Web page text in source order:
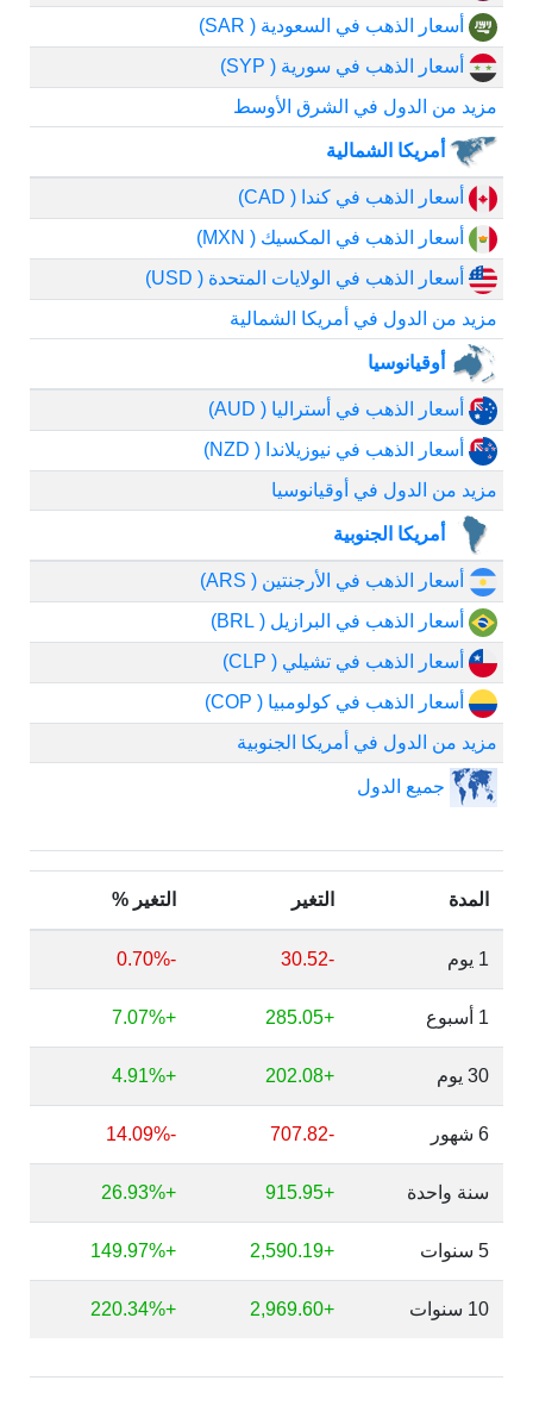
أسعار الذهب في السعودية ( SAR)
أسعار الذهب في سورية ( SYP)
مزيد من الدول في الشرق الأوسط
أمريكا الشمالية
أسعار الذهب في كندا ( CAD)
أسعار الذهب في المكسيك ( MXN)
أسعار الذهب في الولايات المتحدة ( USD)
مزيد من الدول في أمريكا الشمالية
أوقيانوسيا
أسعار الذهب في أستراليا ( AUD)
أسعار الذهب في نيوزيلاندا ( NZD)
مزيد من الدول في أوقيانوسيا
أمريكا الجنوبية
أسعار الذهب في الأرجنتين ( ARS)
أسعار الذهب في البرازيل ( BRL)
أسعار الذهب في تشيلي ( CLP)
أسعار الذهب في كولومبيا ( COP)
مزيد من الدول في أمريكا الجنوبية
جميع الدول
المدة التغير التغير %
1 يوم -30.52
-0.70%
1 أسبوع +285.05
+7.07%
30 يوم +202.08
+4.91%
6 شهور -707.82
-14.09%
سنة واحدة +915.95
+26.93%
5 سنوات +2,590.19
+149.97%
10 سنوات +2,969.60
+220.34%